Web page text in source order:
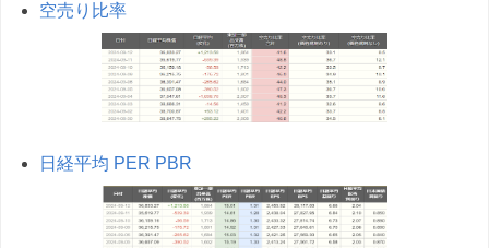
空売り比率
日経平均 PER PBR